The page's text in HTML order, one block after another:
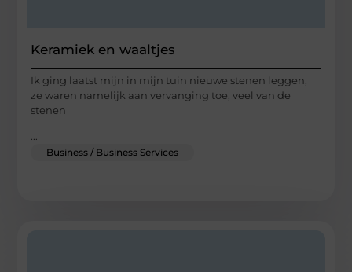
Keramiek en waaltjes
Ik ging laatst mijn in mijn tuin nieuwe stenen leggen,
ze waren namelijk aan vervanging toe, veel van de
stenen
...
Business / Business Services